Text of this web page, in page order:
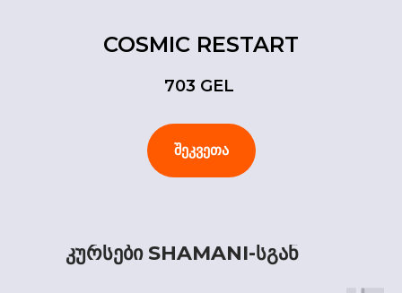
COSMIC RESTART
703 GEL
შეკვეთა
კურსები SHAMANI-სგან